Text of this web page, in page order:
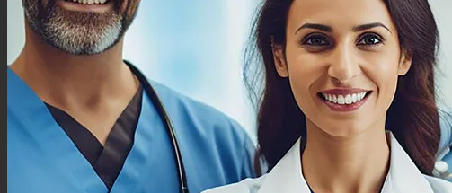
Русский
English
العربية
Русский